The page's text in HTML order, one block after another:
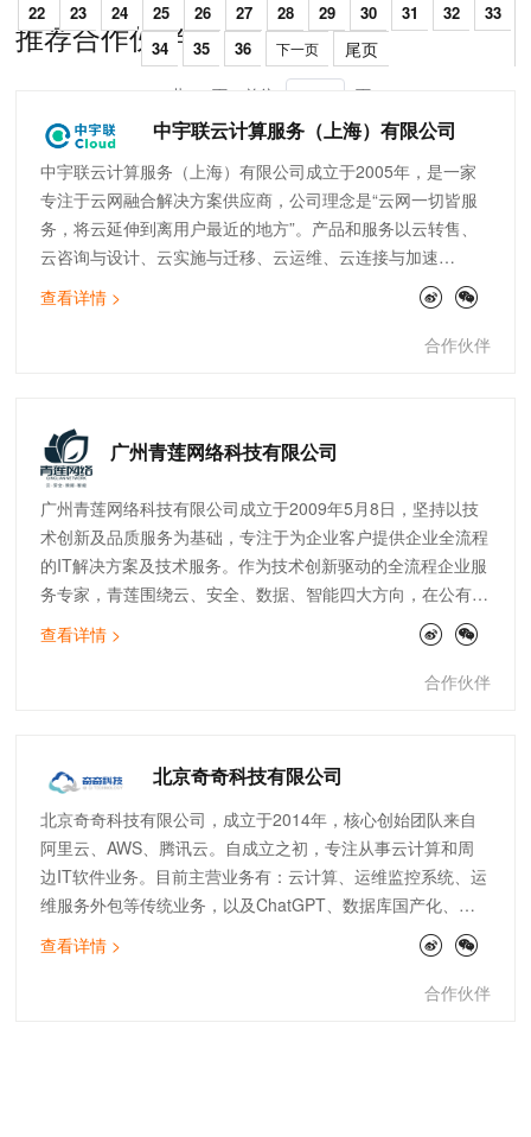
22
23 24 25 26 27 28 29 30 31 32
33
34
35 36 下一页 尾页
共 36 页 前往 页
推荐合作伙伴
中宇联云计算服务（上海）有限公司
中宇联云计算服务（上海）有限公司成立于2005年，是一家
专注于云网融合解决方案供应商，公司理念是“云网一切皆服
务，将云延伸到离用户最近的地方”。产品和服务以云转售、
云咨询与设计、云实施与迁移、云运维、云连接与加速
（SDWAN）为核心，致力于为客户提供高品质的云服务，助
力企业数字化转型。公司现拥有完善的技术团队，覆盖售前、
实施交付、开发、售后运维等。截止目前，中宇联已为快消零
查看详情 >
合作伙伴
广州青莲网络科技有限公司
广州青莲网络科技有限公司成立于2009年5月8日，坚持以技
术创新及品质服务为基础，专注于为企业客户提供企业全流程
的IT解决方案及技术服务。作为技术创新驱动的全流程企业服
务专家，青莲围绕云、安全、数据、智能四大方向，在公有
云、云安全、数据服务、IoT边缘计算、SAP上云咨询、自动
化运维等领域均有建树，已经成为全国上百家大型上市企业的
查看详情 >
合作伙伴
北京奇奇科技有限公司
北京奇奇科技有限公司，成立于2014年，核心创始团队来自
阿里云、AWS、腾讯云。自成立之初，专注从事云计算和周
边IT软件业务。目前主营业务有：云计算、运维监控系统、运
维服务外包等传统业务，以及ChatGPT、数据库国产化、大
数据分析等创新业务。公司主打专业的顾问服务和技术支持能
力。服务了物流、金融、零售、电商、文娱、游戏等行业标杆
客户。团队架构全面，有大客户和电销团队、技术人员及架构
查看详情 >
合作伙伴